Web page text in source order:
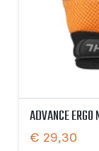
ADVANCE
€ 29,30